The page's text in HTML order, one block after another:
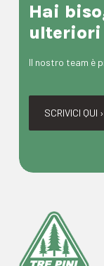
Hai
Il nostro team è
SCRIVICI QUI ›